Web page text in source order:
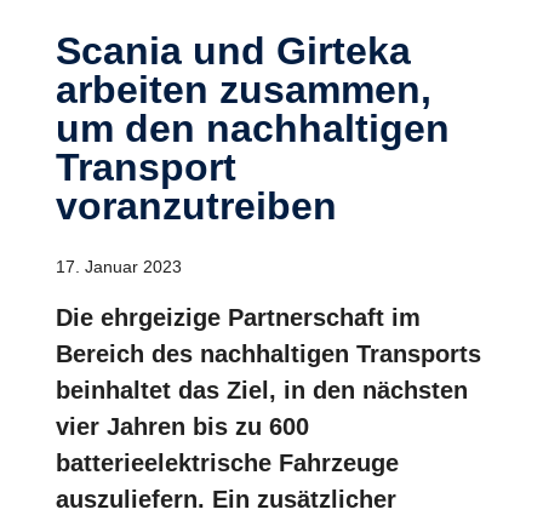
Scania und Girteka
arbeiten zusammen,
um den nachhaltigen
Transport
voranzutreiben
17. Januar 2023
Die ehrgeizige Partnerschaft im
Bereich des nachhaltigen Transports
beinhaltet das Ziel, in den nächsten
vier Jahren bis zu 600
batterieelektrische Fahrzeuge
auszuliefern. Ein zusätzlicher